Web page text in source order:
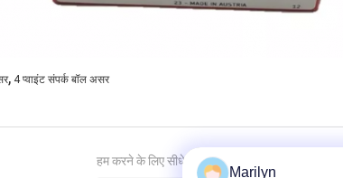
, 4 प्वाइंट संपर्क बॉल असर
हम करने के लिए सीधे अपनी जांच भेजें
Marilyn